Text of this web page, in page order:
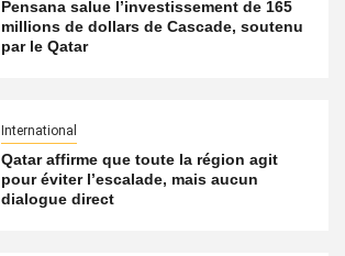
Pensana salue l’investissement de 165
millions de dollars de Cascade, soutenu
par le Qatar
International
Qatar affirme que toute la région agit
pour éviter l’escalade, mais aucun
dialogue direct